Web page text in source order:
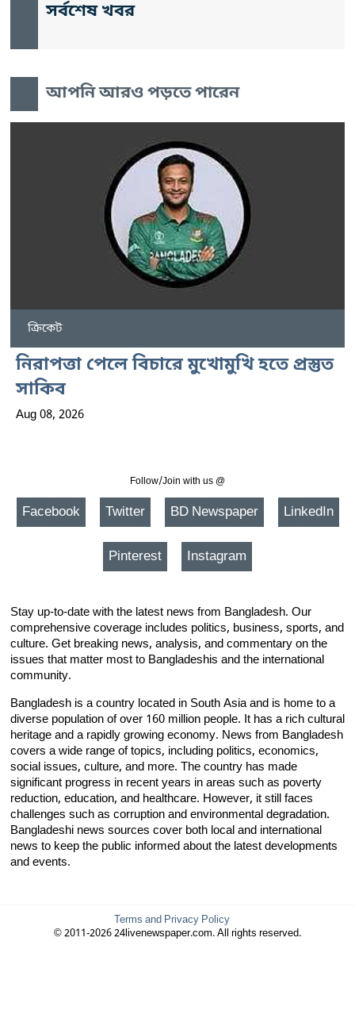
সর্বশেষ খবর
আপনি আরও পড়তে পারেন
ক্রিকেট
নিরাপত্তা পেলে বিচারে মুখোমুখি হতে প্রস্তুত
সাকিব
Aug 08, 2026
Follow/Join with us @
Facebook Twitter BD Newspaper LinkedIn
Pinterest Instagram
Stay up-to-date with the latest news from Bangladesh. Our
comprehensive coverage includes politics, business, sports, and
culture. Get breaking news, analysis, and commentary on the
issues that matter most to Bangladeshis and the international
community.
Bangladesh is a country located in South Asia and is home to a
diverse population of over 160 million people. It has a rich cultural
heritage and a rapidly growing economy. News from Bangladesh
covers a wide range of topics, including politics, economics,
social issues, culture, and more. The country has made
significant progress in recent years in areas such as poverty
reduction, education, and healthcare. However, it still faces
challenges such as corruption and environmental degradation.
Bangladeshi news sources cover both local and international
news to keep the public informed about the latest developments
and events.
Terms and Privacy Policy
© 2011-2026 24livenewspaper.com. All rights reserved.